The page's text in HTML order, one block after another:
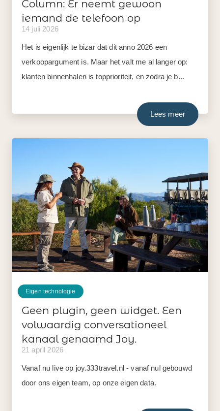
Column: Er neemt gewoon
iemand de telefoon op
14 juli 2026
Het is eigenlijk te bizar dat dit anno 2026 een
verkoopargument is. Maar het valt me al langer op:
klanten binnenhalen is topprioriteit, en zodra je b...
Lees meer
Eigen technologie
Geen plugin, geen widget. Een
volwaardig conversationeel
kanaal genaamd Joy.
21 april 2026
Vanaf nu live op joy.333travel.nl - vanaf nul gebouwd
door ons eigen team, op onze eigen data.